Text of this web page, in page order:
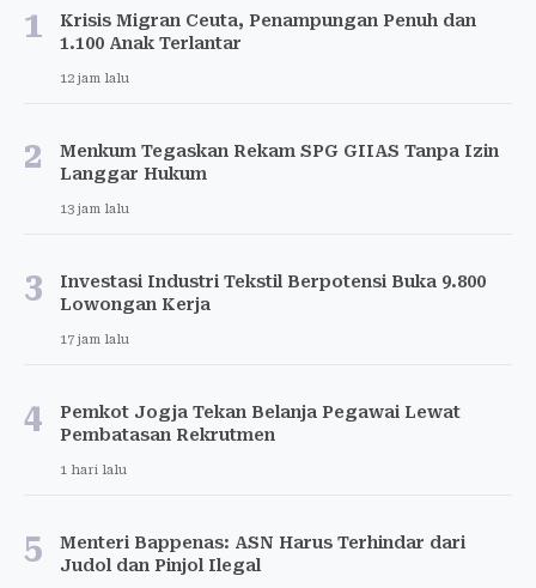
1
Krisis Migran Ceuta, Penampungan Penuh dan
1.100 Anak Terlantar
12 jam lalu
2
Menkum Tegaskan Rekam SPG GIIAS Tanpa Izin
Langgar Hukum
13 jam lalu
3
Investasi Industri Tekstil Berpotensi Buka 9.800
Lowongan Kerja
17 jam lalu
4
Pemkot Jogja Tekan Belanja Pegawai Lewat
Pembatasan Rekrutmen
1 hari lalu
5
Menteri Bappenas: ASN Harus Terhindar dari
Judol dan Pinjol Ilegal